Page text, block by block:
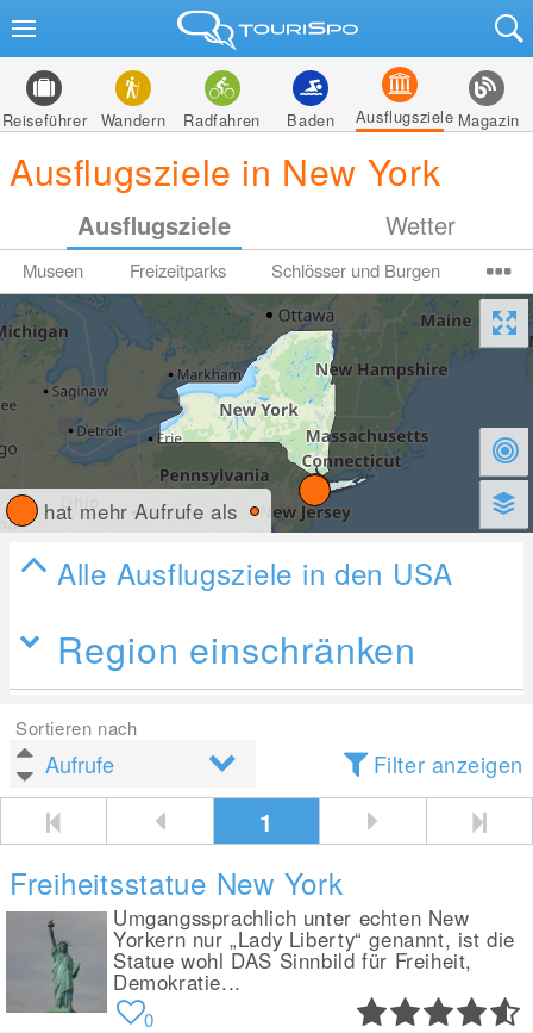
Reiseführer Wandern Radfahren Baden Ausflugsziele Magazin
Ausflugsziele in New York
Ausflugsziele Wetter
Museen Freizeitparks Schlösser und Burgen
hat mehr Aufrufe als
Alle Ausflugsziele in den USA
Region einschränken
Sortieren nach
Filter anzeigen
1
Freiheitsstatue New York
Umgangssprachlich unter echten New
Yorkern nur „Lady Liberty“ genannt, ist die
Statue wohl DAS Sinnbild für Freiheit,
Demokratie...
0